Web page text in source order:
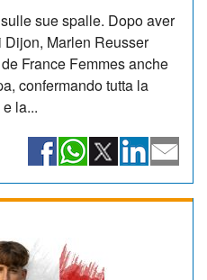
sue spalle. Dopo aver
Marlen Reusser
France Femmes anche
confermando tutta la
la...